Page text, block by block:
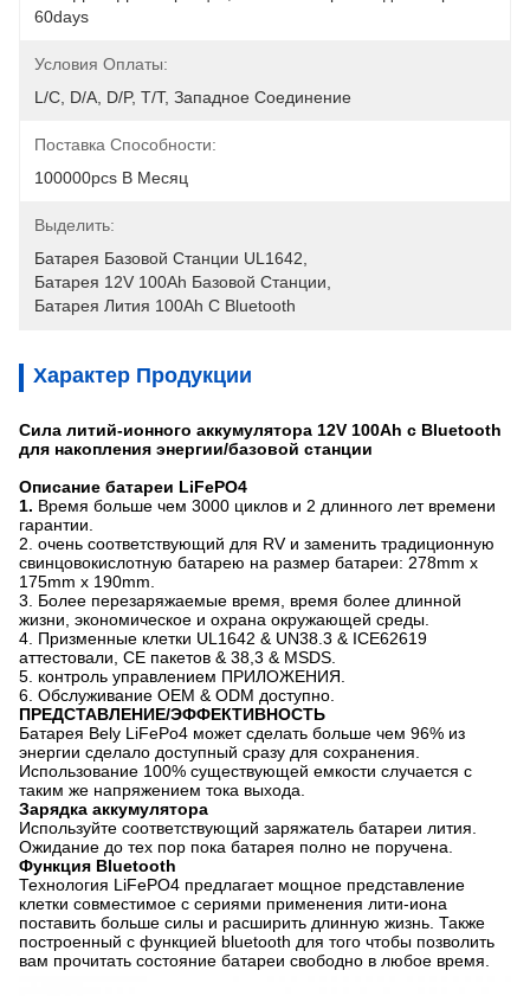
60days
Условия Оплаты:
L/C, D/A, D/P, T/T, Западное Соединение
Поставка Способности:
100000pcs В Месяц
Выделить:
Батарея Базовой Станции UL1642
Батарея 12V 100Ah Базовой Станции
Батарея Лития 100Ah С Bluetooth
Характер Продукции
Сила литий-ионного аккумулятора 12V 100Ah с Bluetooth
для накопления энергии/базовой станции
Описание батареи LiFePO4
1. Время больше чем 3000 циклов и 2 длинного лет времени
гарантии.
2. очень соответствующий для RV и заменить традиционную
свинцовокислотную батарею на размер батареи: 278mm x
175mm x 190mm.
3. Более перезаряжаемые время, время более длинной
жизни, экономическое и охрана окружающей среды.
4. Призменные клетки UL1642 & UN38.3 & ICE62619
аттестовали, CE пакетов & 38,3 & MSDS.
5. контроль управлением ПРИЛОЖЕНИЯ.
6. Обслуживание OEM & ODM доступно.
ПРЕДСТАВЛЕНИЕ/ЭФФЕКТИВНОСТЬ
Батарея Bely LiFePo4 может сделать больше чем 96% из
энергии сделало доступный сразу для сохранения.
Использование 100% существующей емкости случается с
таким же напряжением тока выхода.
Зарядка аккумулятора
Используйте соответствующий заряжатель батареи лития.
Ожидание до тех пор пока батарея полно не поручена.
Функция Bluetooth
Технология LiFePO4 предлагает мощное представление
клетки совместимое с сериями применения лити-иона
поставить больше силы и расширить длинную жизнь. Также
построенный с функцией bluetooth для того чтобы позволить
вам прочитать состояние батареи свободно в любое время.